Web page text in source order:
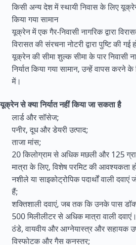
किसी अन्य देश में स्थायी निवास के लिए
किया गया सामान
यूक्रेन में एक गैर-निवासी नागरिक द्वारा
विरासत की संरचना नोटरी द्वारा पुष्टि की गई
यूक्रेन की सीमा शुल्क सीमा के पार निवासी
निर्यात किया गया सामान, उन्हें वापस करने
में।
यूक्रेन से क्या निर्यात नहीं किया जा सकता है
लार्ड और सॉसेज;
पनीर, दूध और डेयरी उत्पाद;
ताजा मांस;
20 किलोग्राम से अधिक मछली और 125
मात्रा के लिए, विशेष परमिट की आवश्यकता
नशीले या साइकोट्रोपिक पदार्थों वाली
हैं;
शक्तिशाली दवाएं, जब तक कि उनके पास
500 मिलीलीटर से अधिक मात्रा वाली दवाएं।
ठंडे, वायवीय और आग्नेयास्त्र और सहायक
विस्फोटक और गैस कनस्तर;